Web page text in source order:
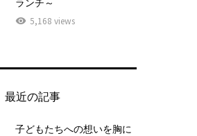
5,168 views
最近の記事
子どもたちへの想いを胸に